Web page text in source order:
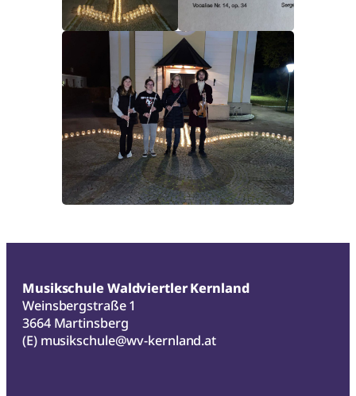
Musikschule Waldviertler Kernland
Weinsbergstraße 1
3664 Martinsberg
(E) musikschule@wv-kernland.at